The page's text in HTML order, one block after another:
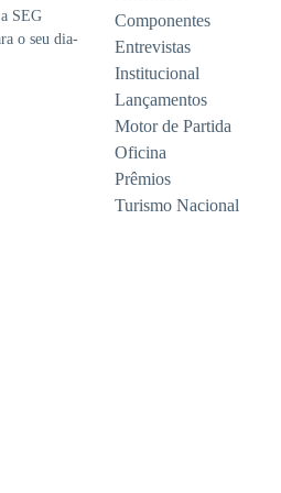
SEG
o seu dia-
Componentes
Entrevistas
Institucional
Lançamentos
Motor de Partida
Oficina
Prêmios
Turismo Nacional